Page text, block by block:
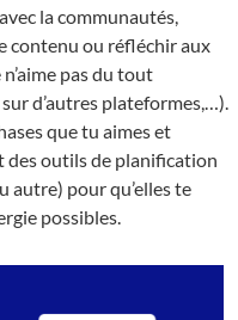
la communautés,
contenu ou réfléchir aux
pas du tout
d’autres plateformes,…).
que tu aimes et
des outils de planification
autre) pour qu’elles te
possibles.